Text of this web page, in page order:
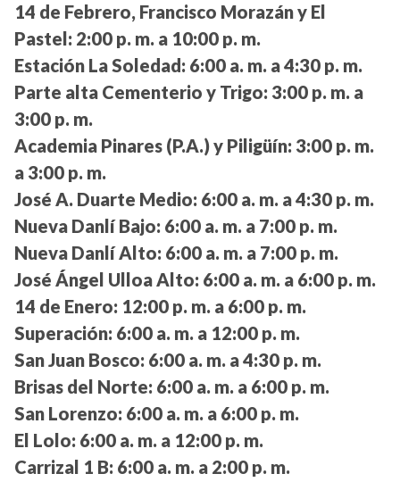
14 de Febrero, Francisco Morazán y El
Pastel: 2:00 p. m. a 10:00 p. m.
Estación La Soledad: 6:00 a. m. a 4:30 p. m.
Parte alta Cementerio y Trigo: 3:00 p. m. a
3:00 p. m.
Academia Pinares (P.A.) y Piligüín: 3:00 p. m.
a 3:00 p. m.
José A. Duarte Medio: 6:00 a. m. a 4:30 p. m.
Nueva Danlí Bajo: 6:00 a. m. a 7:00 p. m.
Nueva Danlí Alto: 6:00 a. m. a 7:00 p. m.
José Ángel Ulloa Alto: 6:00 a. m. a 6:00 p. m.
14 de Enero: 12:00 p. m. a 6:00 p. m.
Superación: 6:00 a. m. a 12:00 p. m.
San Juan Bosco: 6:00 a. m. a 4:30 p. m.
Brisas del Norte: 6:00 a. m. a 6:00 p. m.
San Lorenzo: 6:00 a. m. a 6:00 p. m.
El Lolo: 6:00 a. m. a 12:00 p. m.
Carrizal 1 B: 6:00 a. m. a 2:00 p. m.